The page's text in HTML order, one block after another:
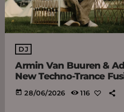
DJ
Armin Van Buuren &
New Techno-Trance
today 28/06/2026 116